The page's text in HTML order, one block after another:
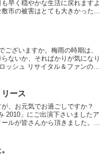
早く穏やかな生活に戻れますよ
市の被害はとても大きかったそ
ざいますか。梅雨の時期は、
ないか、そればかりが気になり
ッシュ リサイタル＆ファンの集
リース
、お元気でお過ごしですか？
2010」にご出演下さいましたア
ルが皆さんから頂きました。こ